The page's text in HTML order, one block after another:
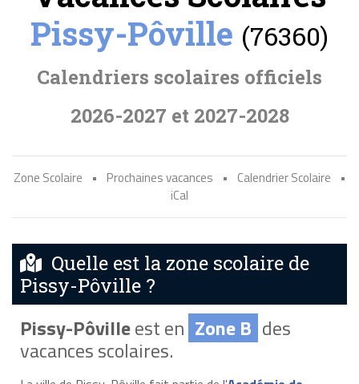
Pissy-Pôville (76360)
Calendriers scolaires officiels
2026-2027 et 2027-2028
Zone Scolaire • Prochaines vacances • Calendrier Scolaire
•
iCal
Quelle est la zone scolaire de
Pissy-Pôville ?
Pissy-Pôvilleest en Zone B des
vacances scolaires.